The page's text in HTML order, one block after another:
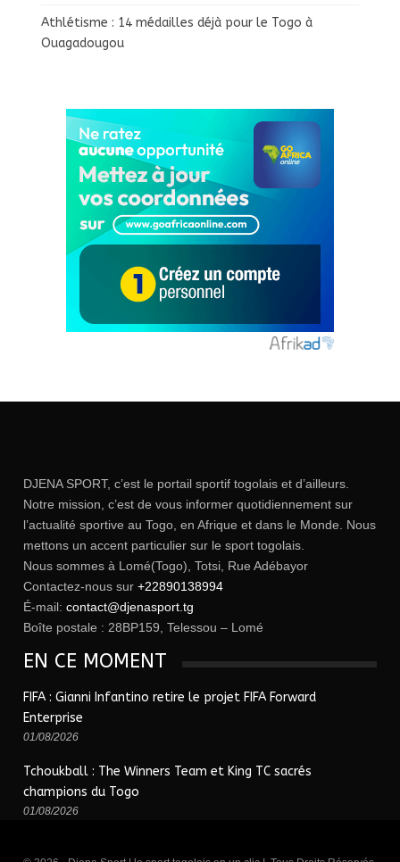
Athlétisme : 14 médailles déjà pour le Togo à
Ouagadougou
DJENA SPORT, c’est le portail sportif togolais et d’ailleurs.
Notre mission, c’est de vous informer quotidiennement sur
l’actualité sportive au Togo, en Afrique et dans le Monde. Nous
mettons un accent particulier sur le sport togolais.
Nous sommes à Lomé(Togo), Totsi, Rue Adébayor
Contactez-nous sur +22890138994
É-mail: contact@djenasport.tg
Boîte postale : 28BP159, Telessou – Lomé
EN CE MOMENT
FIFA : Gianni Infantino retire le projet FIFA Forward
Enterprise
01/08/2026
Tchoukball : The Winners Team et King TC sacrés
champions du Togo
01/08/2026